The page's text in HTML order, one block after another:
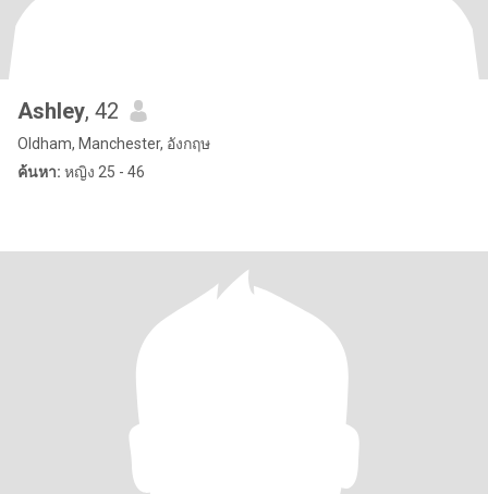
Ashley, 42
Oldham, Manchester, อังกฤษ
ค้นหา: หญิง 25 - 46